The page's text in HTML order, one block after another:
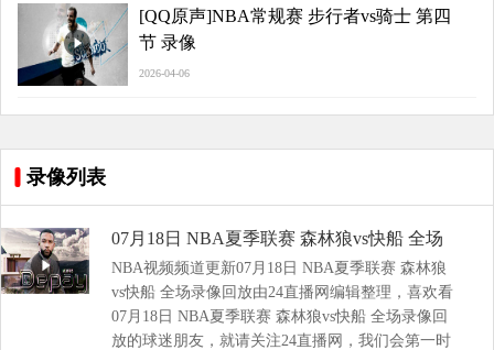
[QQ原声]NBA常规赛 步行者vs骑士 第四
节 录像
2026-04-06
录像列表
07月18日 NBA夏季联赛 森林狼vs快船 全场
录像回放
NBA视频频道更新07月18日 NBA夏季联赛 森林狼
vs快船 全场录像回放由24直播网编辑整理，喜欢看
07月18日 NBA夏季联赛 森林狼vs快船 全场录像回
放的球迷朋友，就请关注24直播网，我们会第一时